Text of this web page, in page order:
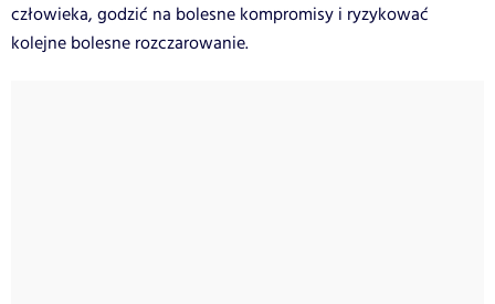
człowieka, godzić na bolesne kompromisy i ryzykować
kolejne bolesne rozczarowanie.